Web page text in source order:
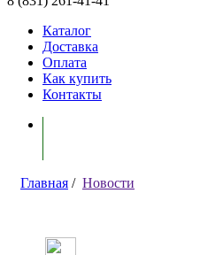
Каталог
Доставка
Оплата
Как купить
Контакты
Главная / Новости